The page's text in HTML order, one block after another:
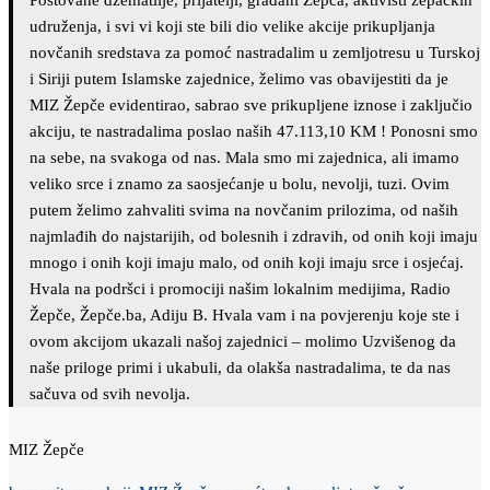
udruženja, i svi vi koji ste bili dio velike akcije prikupljanja
novčanih sredstava za pomoć nastradalim u zemljotresu u Turskoj
i Siriji putem Islamske zajednice, želimo vas obavijestiti da je
MIZ Žepče evidentirao, sabrao sve prikupljene iznose i zaključio
akciju, te nastradalima poslao naših 47.113,10 KM ! Ponosni smo
na sebe, na svakoga od nas. Mala smo mi zajednica, ali imamo
veliko srce i znamo za saosjećanje u bolu, nevolji, tuzi. Ovim
putem želimo zahvaliti svima na novčanim prilozima, od naših
najmlađih do najstarijih, od bolesnih i zdravih, od onih koji imaju
mnogo i onih koji imaju malo, od onih koji imaju srce i osjećaj.
Hvala na podršci i promociji našim lokalnim medijima, Radio
Žepče, Žepče.ba, Adiju B. Hvala vam i na povjerenju koje ste i
ovom akcijom ukazali našoj zajednici – molimo Uzvišenog da
naše priloge primi i ukabuli, da olakša nastradalima, te da nas
sačuva od svih nevolja.
MIZ Žepče